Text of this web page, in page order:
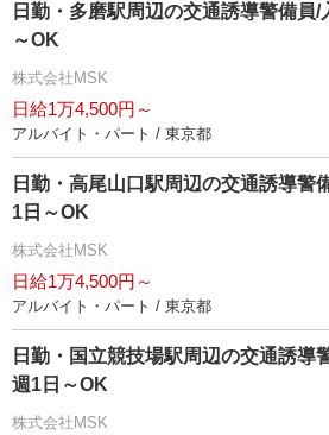
日勤・多磨駅周辺の交通誘導警備員/
～OK
株式会社MSK
日給1万4,500円～
アルバイト・パート / 東京都
日勤・高尾山口駅周辺の交通誘導警
1日～OK
株式会社MSK
日給1万4,500円～
アルバイト・パート / 東京都
日勤・国立競技場駅周辺の交通誘導
週1日～OK
株式会社MSK